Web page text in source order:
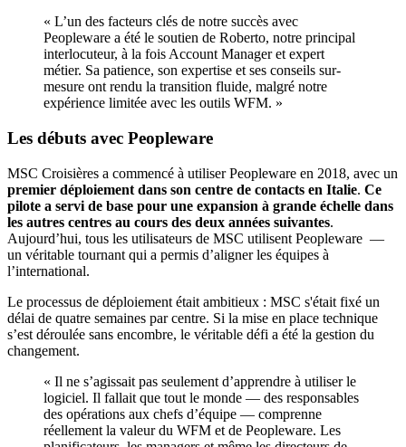
« L’un des facteurs clés de notre succès avec
Peopleware a été le soutien de Roberto, notre principal
interlocuteur, à la fois Account Manager et expert
métier. Sa patience, son expertise et ses conseils sur-
mesure ont rendu la transition fluide, malgré notre
expérience limitée avec les outils WFM. »
Les débuts avec Peopleware
MSC Croisières a commencé à utiliser Peopleware en 2018, avec un
premier déploiement dans son centre de contacts en Italie. Ce
pilote a servi de base pour une expansion à grande échelle dans
les autres centres au cours des deux années suivantes.
Aujourd’hui, tous les utilisateurs de MSC utilisent Peopleware —
un véritable tournant qui a permis d’aligner les équipes à
l’international.
Le processus de déploiement était ambitieux : MSC s'était fixé un
délai de quatre semaines par centre. Si la mise en place technique
s’est déroulée sans encombre, le véritable défi a été la gestion du
changement.
« Il ne s’agissait pas seulement d’apprendre à utiliser le
logiciel. Il fallait que tout le monde — des responsables
des opérations aux chefs d’équipe — comprenne
réellement la valeur du WFM et de Peopleware. Les